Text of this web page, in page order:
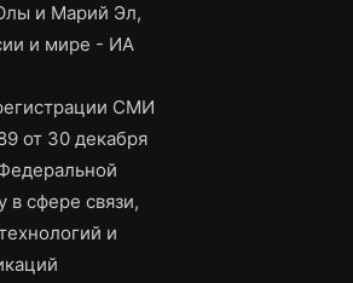
и Марий Эл,
и мире - ИА
СМИ
от 30 декабря
в сфере связи,
и